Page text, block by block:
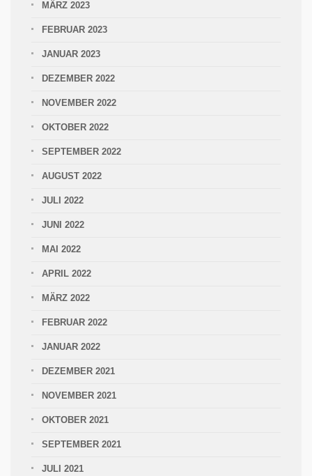
MÄRZ 2023
FEBRUAR 2023
JANUAR 2023
DEZEMBER 2022
NOVEMBER 2022
OKTOBER 2022
SEPTEMBER 2022
AUGUST 2022
JULI 2022
JUNI 2022
MAI 2022
APRIL 2022
MÄRZ 2022
FEBRUAR 2022
JANUAR 2022
DEZEMBER 2021
NOVEMBER 2021
OKTOBER 2021
SEPTEMBER 2021
JULI 2021